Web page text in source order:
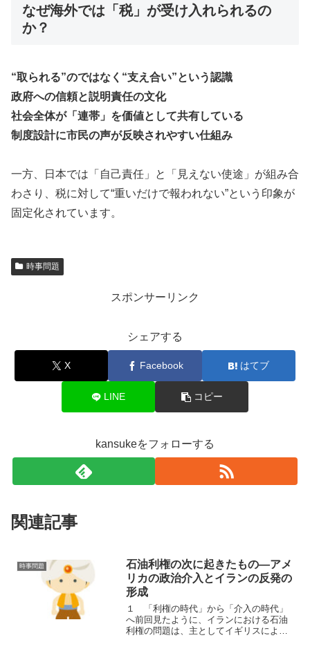
なぜ海外では「税」が受け入れられるの
か？
“取られる”のではなく“支え合い”という認識
政府への信頼と説明責任の文化
社会全体が「連帯」を価値として共有している
制度設計に市民の声が反映されやすい仕組み
一方、日本では「自己責任」と「見えない使途」が組み合
わさり、税に対して“重いだけで報われない”という印象が
固定化されています。
時事問題
スポンサーリンク
シェアする
X Facebook はてブ
LINE コピー
kansukeをフォローする
関連記事
時事問題
石油利権の次に起きたもの―アメ
リカの政治介入とイランの反発の
形成
１ 「利権の時代」から「介入の時代」
へ前回見たように、イランにおける石油
利権の問題は、主としてイギリスによっ